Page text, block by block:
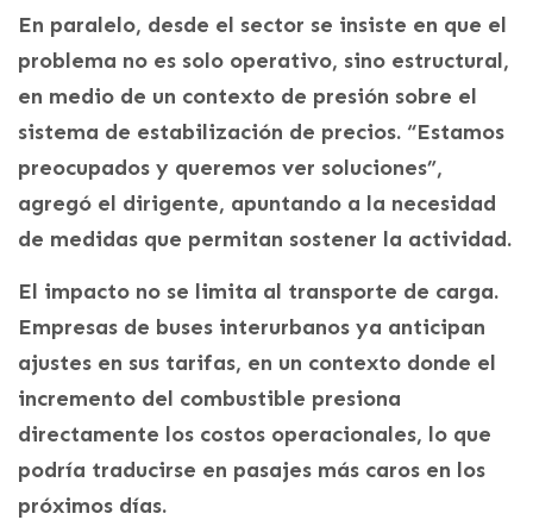
En paralelo, desde el sector se insiste en que el
problema no es solo operativo, sino estructural,
en medio de un contexto de presión sobre el
sistema de estabilización de precios. “Estamos
preocupados y queremos ver soluciones”,
agregó el dirigente, apuntando a la necesidad
de medidas que permitan sostener la actividad.
El impacto no se limita al transporte de carga.
Empresas de buses interurbanos ya anticipan
ajustes en sus tarifas, en un contexto donde el
incremento del combustible presiona
directamente los costos operacionales, lo que
podría traducirse en pasajes más caros en los
próximos días.